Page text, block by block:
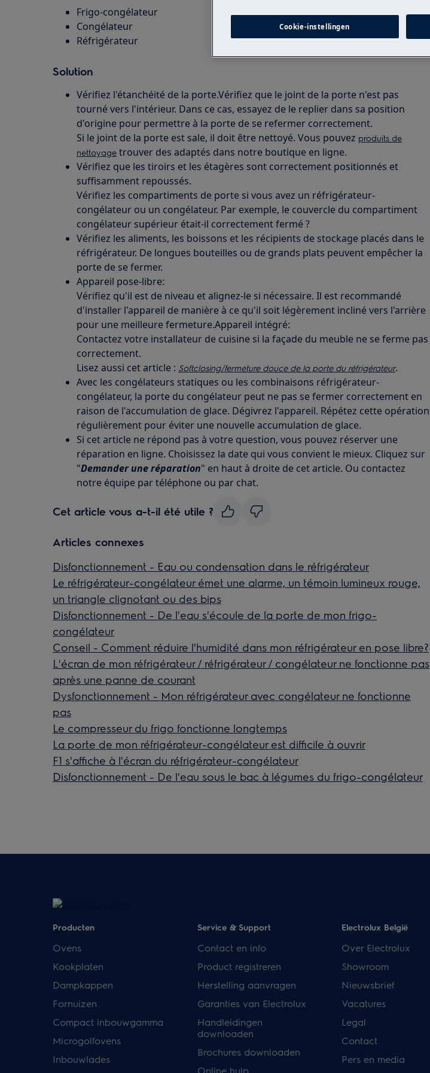
Frigo-congélateur
Congélateur
Réfrigérateur
Solution
Vérifiez l'étanchéité de la porte.Vérifiez que le joint de la porte n'est pas
tourné vers l'intérieur. Dans ce cas, essayez de le replier dans sa position
d'origine pour permettre à la porte de se refermer correctement.
Si le joint de la porte est sale, il doit être nettoyé. Vous pouvez produits de
nettoyage trouver des adaptés dans notre boutique en ligne.
Vérifiez que les tiroirs et les étagères sont correctement positionnés et
suffisamment repoussés.
Vérifiez les compartiments de porte si vous avez un réfrigérateur-
congélateur ou un congélateur. Par exemple, le couvercle du compartiment
congélateur supérieur était-il correctement fermé ?
Vérifiez les aliments, les boissons et les récipients de stockage placés dans le
réfrigérateur. De longues bouteilles ou de grands plats peuvent empêcher la
porte de se fermer.
Appareil pose-libre:
Vérifiez qu'il est de niveau et alignez-le si nécessaire. Il est recommandé
d'installer l'appareil de manière à ce qu'il soit légèrement incliné vers l'arrière
pour une meilleure fermeture.Appareil intégré:
Contactez votre installateur de cuisine si la façade du meuble ne se ferme pas
correctement.
Lisez aussi cet article : Softclosing/fermeture douce de la porte du réfrigérateur.
Avec les congélateurs statiques ou les combinaisons réfrigérateur-
congélateur, la porte du congélateur peut ne pas se fermer correctement en
raison de l'accumulation de glace. Dégivrez l'appareil. Répétez cette opération
régulièrement pour éviter une nouvelle accumulation de glace.
Si cet article ne répond pas à votre question, vous pouvez réserver une
réparation en ligne. Choisissez la date qui vous convient le mieux. Cliquez sur
"Demander une réparation" en haut à droite de cet article. Ou contactez
notre équipe par téléphone ou par chat.
Cet article vous a-t-il été utile ?
Articles connexes
Disfonctionnement - Eau ou condensation dans le réfrigérateur
Le réfrigérateur-congélateur émet une alarme, un témoin lumineux rouge,
un triangle clignotant ou des bips
Disfonctionnement - De l'eau s'écoule de la porte de mon frigo-
congélateur
Conseil - Comment réduire l'humidité dans mon réfrigérateur en pose libre?
L'écran de mon réfrigérateur / réfrigérateur / congélateur ne fonctionne pas
après une panne de courant
Dysfonctionnement - Mon réfrigérateur avec congélateur ne fonctionne
pas
Le compresseur du frigo fonctionne longtemps
La porte de mon réfrigérateur-congélateur est difficile à ouvrir
F1 s'affiche à l'écran du réfrigérateur-congélateur
Disfonctionnement - De l'eau sous le bac à légumes du frigo-congélateur
Producten
Ovens
Kookplaten
Dampkappen
Fornuizen
Compact inbouwgamma
Microgolfovens
Inbouwlades
Service & Support
Contact en info
Product registreren
Herstelling aanvragen
Garanties van Electrolux
Handleidingen
downloaden
Brochures downloaden
Online hulp
Electrolux België
Over Electrolux
Showroom
Nieuwsbrief
Vacatures
Legal
Contact
Pers en media
Cookie-instellingen